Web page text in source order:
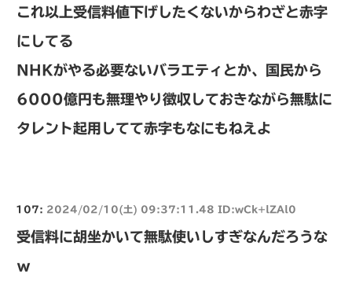
これ以上受信料値下げしたくないからわざと赤字
にしてる
NHKがやる必要ないバラエティとか、国民から
6000億円も無理やり徴収しておきながら無駄に
タレント起用してて赤字もなにもねえよ
107: 2024/02/10(土) 09:37:11.48 ID:wCk+lZAl0
受信料に胡坐かいて無駄使いしすぎなんだろうな
ｗ